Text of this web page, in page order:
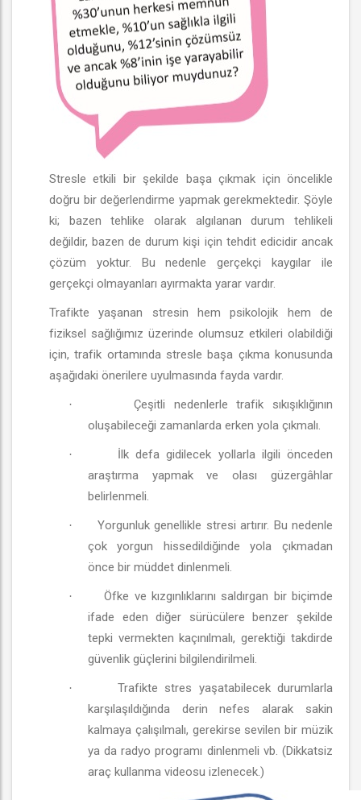
Stresle etkili bir şekilde başa çıkmak için öncelikle
doğru bir değerlendirme yapmak gerekmektedir. Şöyle
ki; bazen tehlike olarak algılanan durum tehlikeli
değildir, bazen de durum kişi için tehdit edicidir ancak
çözüm yoktur. Bu nedenle gerçekçi kaygılar ile
gerçekçi olmayanları ayırmakta yarar vardır.
Trafikte yaşanan stresin hem psikolojik hem de
fiziksel sağlığımız üzerinde olumsuz etkileri olabildiği
için, trafik ortamında stresle başa çıkma konusunda
aşağıdaki önerilere uyulmasında fayda vardır.
·
Çeşitli nedenlerle trafik sıkışıklığının
oluşabileceği zamanlarda erken yola çıkmalı.
·
İlk defa gidilecek yollarla ilgili önceden
araştırma yapmak ve olası güzergâhlar
belirlenmeli.
·
Yorgunluk genellikle stresi artırır. Bu nedenle
çok yorgun hissedildiğinde yola çıkmadan
önce bir müddet dinlenmeli.
·
Öfke ve kızgınlıklarını saldırgan bir biçimde
ifade eden diğer sürücülere benzer şekilde
tepki vermekten kaçınılmalı, gerektiği takdirde
güvenlik güçlerini bilgilendirilmeli.
·
Trafikte stres yaşatabilecek durumlarla
karşılaşıldığında derin nefes alarak sakin
kalmaya çalışılmalı, gerekirse sevilen bir müzik
ya da radyo programı dinlenmeli vb. (Dikkatsiz
araç kullanma videosu izlenecek.)